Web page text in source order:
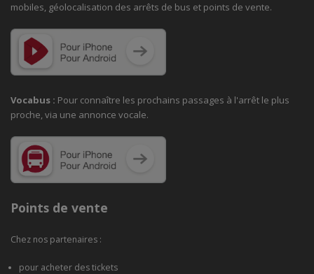
mobiles, géolocalisation des arrêts de bus et points de vente.
Vocabus : Pour connaître les prochains passages à l'arrêt le plus
proche, via une annonce vocale.
Points de vente
Chez nos partenaires :
pour acheter des tickets